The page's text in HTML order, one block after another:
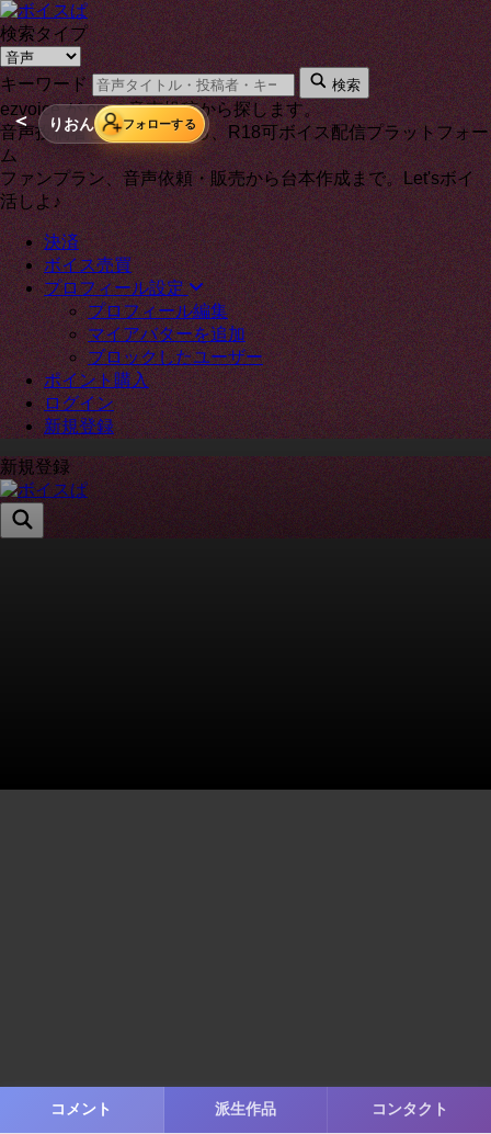
検索タイプ
キーワード 検索
ezvoice が on の音声投稿から探します。
音声投稿者と通話もできる、R18可ボイス配信プラットフォー
ム
ファンプラン、音声依頼・販売から台本作成まで。Let'sボイ
活しよ♪
決済
ボイス売買
プロフィール設定
プロフィール編集
マイアバターを追加
ブロックしたユーザー
ポイント購入
ログイン
新規登録
新規登録
＜ りおん フォローする
コメント 派生作品 コンタクト